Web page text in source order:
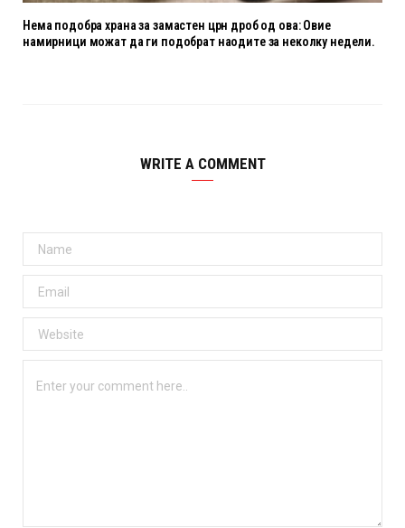
Нема подобра храна за замастен црн дроб од ова: Овие
намирници можат да ги подобрат наодите за неколку недели.
WRITE A COMMENT